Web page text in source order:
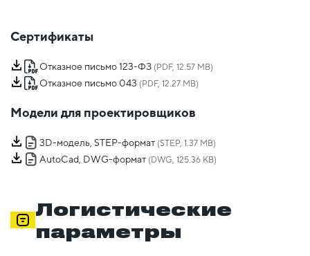
Сертификаты
Отказное письмо 123-ФЗ (PDF, 12.57 MB)
Отказное письмо 043 (PDF, 12.27 MB)
Модели для проектировщиков
3D-модель, STEP-формат (STEP, 1.37 MB)
AutoCad, DWG-формат (DWG, 125.36 KB)
Логистические
параметры